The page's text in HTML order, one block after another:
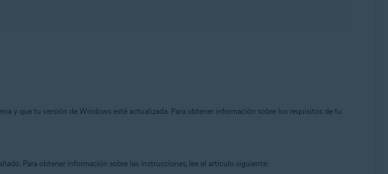
y que tu versión de Windows esté actualizada. Para obtener información sobre los requisitos de tu
Para obtener información sobre las instrucciones, lee el artículo siguiente: